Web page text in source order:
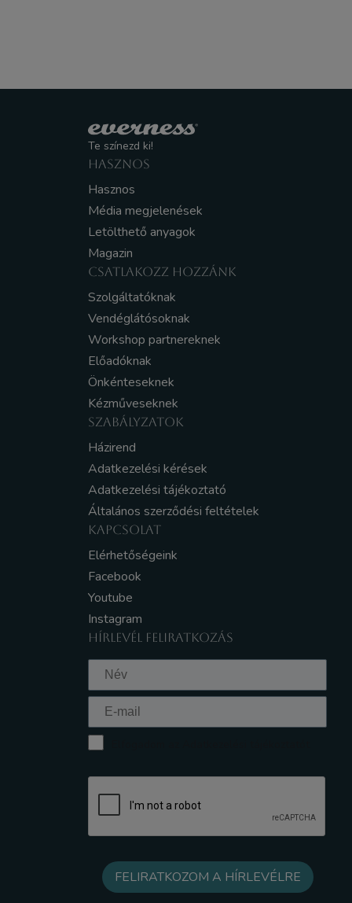
Te színezd ki!
HASZNOS
Hasznos
Média megjelenések
Letölthető anyagok
Magazin
CSATLAKOZZ HOZZÁNK
Szolgáltatóknak
Vendéglátósoknak
Workshop partnereknek
Előadóknak
Önkénteseknek
Kézműveseknek
SZABÁLYZATOK
Házirend
Adatkezelési kérések
Adatkezelési tájékoztató
Általános szerződési feltételek
KAPCSOLAT
Elérhetőségeink
Facebook
Youtube
Instagram
HÍRLEVÉL FELIRATKOZÁS